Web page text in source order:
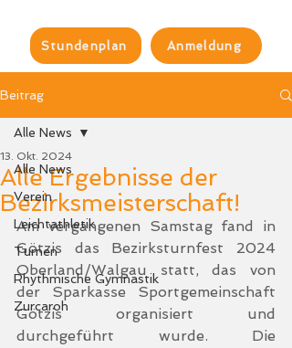
Stundenplan Anmeldung
Beitrag
Alle News
Verein
Leichtathletik
Turnen
Rhythmische Gymnastik
Zurcaroh
Alle News
Alle Ergebnisse der
Bezirksmeisterschaft!
13. Okt. 2024
Am vergangenen Samstag fand in
Götzis das Bezirksturnfest 2024
Oberland/Walgau statt, das von
der Sparkasse Sportgemeinschaft
Götzis organisiert und
durchgeführt wurde. Die